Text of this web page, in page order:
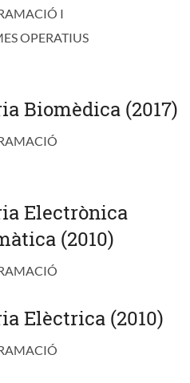
I
OPERATIUS
Biomèdica (2017)
Electrònica
(2010)
Elèctrica (2010)